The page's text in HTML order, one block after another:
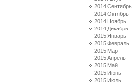
2014 Сентябрь
2014 Октябрь
2014 Ноябрь
2014 Декабрь
2015 Январь
2015 Февраль
2015 Март
2015 Апрель
2015 Май
2015 Июнь
2015 Июль